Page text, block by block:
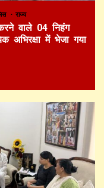
राज्य
वाले 04 निहंग
अभिरक्षा में भेजा गया